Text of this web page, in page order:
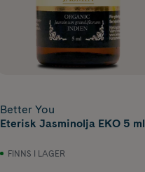
Better You
Eterisk Jasminolja EKO 5 ml
FINNS I LAGER